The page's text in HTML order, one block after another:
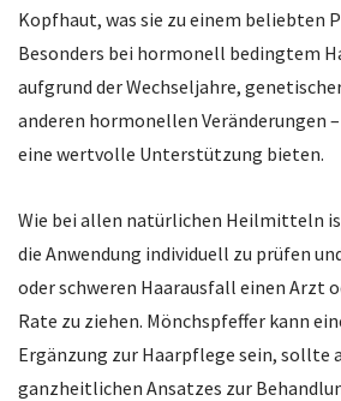
Kopfhaut, was sie zu einem beliebten
Besonders bei hormonell bedingtem
aufgrund der Wechseljahre,
anderen hormonellen Veränderungen
eine wertvolle Unterstützung bieten.
Wie bei allen natürlichen Heilmitteln
die Anwendung individuell zu prüfen
oder schweren Haarausfall einen Arzt
Rate zu ziehen. Mönchspfeffer kann
Ergänzung zur Haarpflege sein, sollte
ganzheitlichen Ansatzes zur